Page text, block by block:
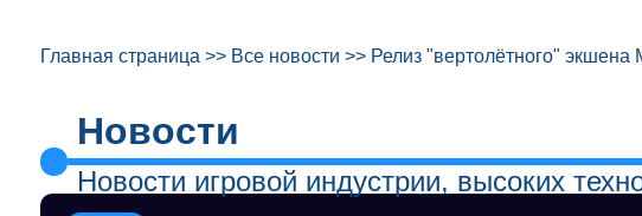
Главная страница >> Все новости >> Релиз "вертолётного"
Новости
Новости игровой индустрии, высоких